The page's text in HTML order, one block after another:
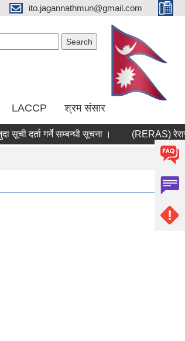
ito.jagannathmun@gmail.com
LACCP श्रम संसार
सूची दर्ता गर्ने सम्बन्धी सूचना । (RERAS) रेरास